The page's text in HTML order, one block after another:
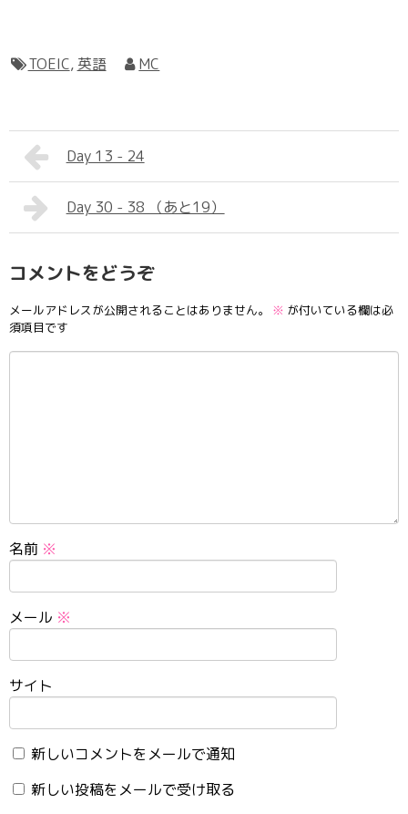
TOEIC, 英語 MC
Day 13 - 24
Day 30 - 38 （あと19）
コメントをどうぞ
メールアドレスが公開されることはありません。 ※ が付いている欄は必
須項目です
名前 ※
メール ※
サイト
新しいコメントをメールで通知
新しい投稿をメールで受け取る